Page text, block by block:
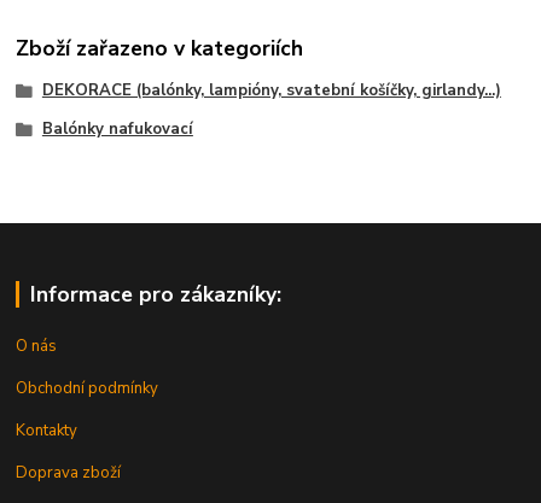
Zboží zařazeno v kategoriích
DEKORACE (balónky, lampióny, svatební košíčky, girlandy...)
Balónky nafukovací
Informace pro zákazníky:
O nás
Obchodní podmínky
Kontakty
Doprava zboží